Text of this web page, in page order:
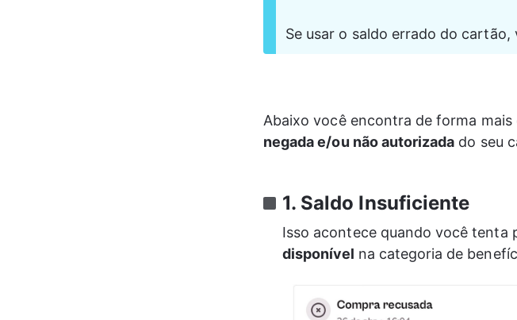
Se usar o saldo errado do cartão,
Abaixo você encontra de forma
negada e/ou não autorizada do seu
1. Saldo Insuficiente
Isso acontece quando você tenta
disponível na categoria de